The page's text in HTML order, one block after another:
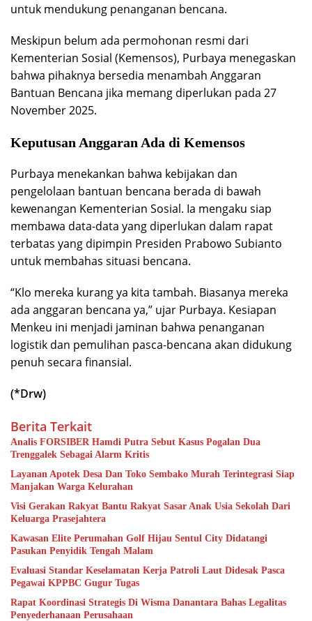
untuk mendukung penanganan bencana.
Meskipun belum ada permohonan resmi dari
Kementerian Sosial (Kemensos), Purbaya menegaskan
bahwa pihaknya bersedia menambah Anggaran
Bantuan Bencana jika memang diperlukan pada 27
November 2025.
Keputusan Anggaran Ada di Kemensos
Purbaya menekankan bahwa kebijakan dan
pengelolaan bantuan bencana berada di bawah
kewenangan Kementerian Sosial. Ia mengaku siap
membawa data-data yang diperlukan dalam rapat
terbatas yang dipimpin Presiden Prabowo Subianto
untuk membahas situasi bencana.
“Klo mereka kurang ya kita tambah. Biasanya mereka
ada anggaran bencana ya,” ujar Purbaya. Kesiapan
Menkeu ini menjadi jaminan bahwa penanganan
logistik dan pemulihan pasca-bencana akan didukung
penuh secara finansial.
(*Drw)
Berita Terkait
Analis FORSIBER Hamdi Putra Sebut Kasus Pogalan Dua
Trenggalek Sebagai Alarm Kritis
Layanan Apotek Desa Dan Toko Sembako Murah Terintegrasi Siap
Manjakan Warga Kelurahan
Visi Gerakan Rakyat Bantu Rakyat Sasar Anak Usia Sekolah Dari
Keluarga Prasejahtera
Kawasan Elite Perumahan Golf Hijau Sentul City Didatangi
Pasukan Penyidik Tengah Malam
Evaluasi Standar Keselamatan Kerja Patroli Laut Didesak Pasca
Pegawai KPPBC Gugur Tugas
Rapat Koordinasi Strategis Di Wisma Danantara Bahas Legalitas
Penyederhanaan Perusahaan